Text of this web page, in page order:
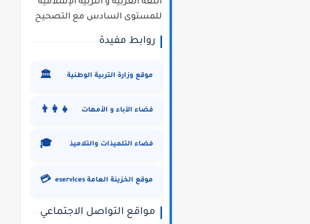
اللغة العربية و التربية الإسلامية
للمستوى السادس مع التصحيح
روابط مفيدة
موقع وزارة التربية الوطنية 🏛️
فضاء الآباء و الأمهات 👨‍👩‍👧
فضاء التلميذات والتلاميذ 🎓
موقع الخزينة العامة eservices 💳
مواقع التواصل الاجتماعي